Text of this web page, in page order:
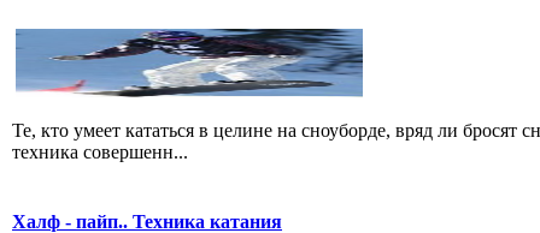
Те, кто умеет кататься в целине на сноуборде, вряд ли
техника совершенн...
Халф - пайп.. Техника катания